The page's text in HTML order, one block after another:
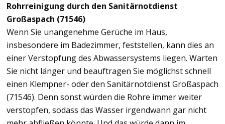
Rohrreinigung durch den Sanitärnotdienst
Großaspach (71546)
Wenn Sie unangenehme Gerüche im Haus,
insbesondere im Badezimmer, feststellen, kann dies an
einer Verstopfung des Abwassersystems liegen. Warten
Sie nicht länger und beauftragen Sie möglichst schnell
einen Klempner- oder den Sanitärnotdienst Großaspach
(71546). Denn sonst würden die Rohre immer weiter
verstopfen, sodass das Wasser irgendwann gar nicht